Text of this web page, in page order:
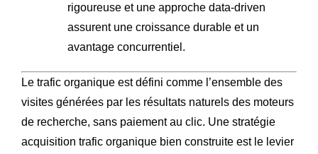
rigoureuse et une approche data-driven
assurent une croissance durable et un
avantage concurrentiel.
Le trafic organique est défini comme l’ensemble des
visites générées par les résultats naturels des moteurs
de recherche, sans paiement au clic. Une stratégie
acquisition trafic organique bien construite est le levier